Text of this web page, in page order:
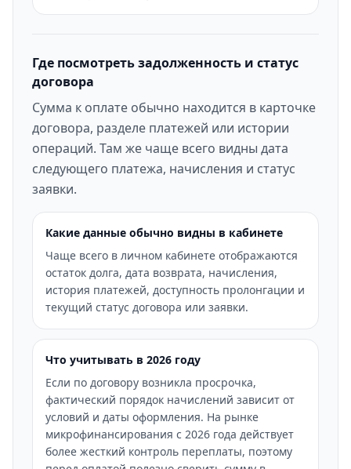
Где посмотреть задолженность и статус
договора
Сумма к оплате обычно находится в карточке
договора, разделе платежей или истории
операций. Там же чаще всего видны дата
следующего платежа, начисления и статус
заявки.
Какие данные обычно видны в кабинете
Чаще всего в личном кабинете отображаются
остаток долга, дата возврата, начисления,
история платежей, доступность пролонгации и
текущий статус договора или заявки.
Что учитывать в 2026 году
Если по договору возникла просрочка,
фактический порядок начислений зависит от
условий и даты оформления. На рынке
микрофинансирования с 2026 года действует
более жесткий контроль переплаты, поэтому